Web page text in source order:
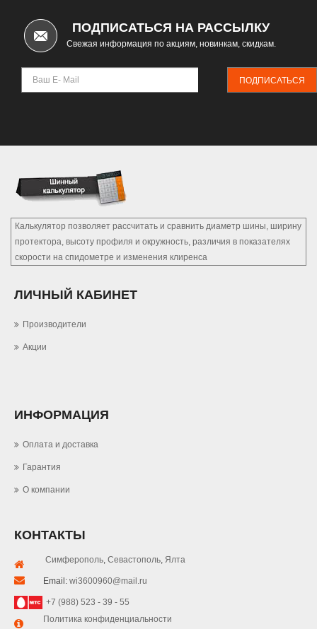
ПОДПИСАТЬСЯ НА РАССЫЛКУ
Свежая информация по акциям, новинкам, скидкам.
ПОДПИСАТЬСЯ
Калькулятор позволяет рассчитать и сравнить диаметр шины, ширину
протектора, высоту профиля и окружность, различия в показателях
скорости на спидометре и изменения клиренса
ЛИЧНЫЙ КАБИНЕТ
Производители
Акции
ИНФОРМАЦИЯ
Оплата и доставка
Гарантия
О компании
КОНТАКТЫ
Симферополь, Севастополь, Ялта
Email: wi3600960@mail.ru
+7 (988) 523 - 39 - 55
Политика конфиденциальности